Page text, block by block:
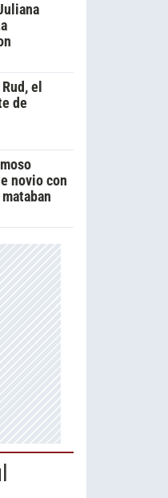
el
de
novio con